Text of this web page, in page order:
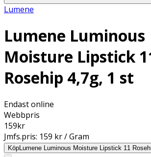
Lumene
Lumene Luminous
Moisture Lipstick
Rosehip 4,7g, 1 st
Endast online
Webbpris
159kr
Jmfs.pris: 159 kr / Gram
KöpLumene Luminous Moisture Lipstick 11